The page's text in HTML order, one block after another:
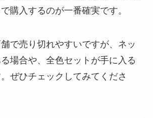
購入するのが一番確実です。
で売り切れやすいですが、ネッ
る場合や、全色セットが手に入る
ぜひチェックしてみてくださ